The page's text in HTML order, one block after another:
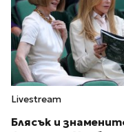
Livestream
Блясък и